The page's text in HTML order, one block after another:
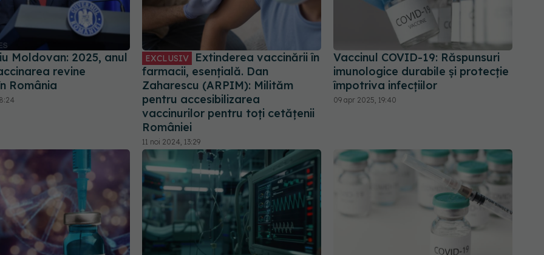
Moldovan: 2025, anul
revine
România
EXCLUSIV
Extinderea vaccinării în
farmacii, esențială. Dan
Zaharescu (ARPIM): Milităm
pentru accesibilizarea
vaccinurilor pentru toți cetățenii
României
11 noi 2024, 13:29
Vaccinul COVID-19: Răspunsuri
imunologice durabile și protecție
împotriva infecțiilor
09 apr 2025, 19:40